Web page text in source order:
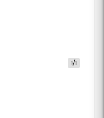
1/1